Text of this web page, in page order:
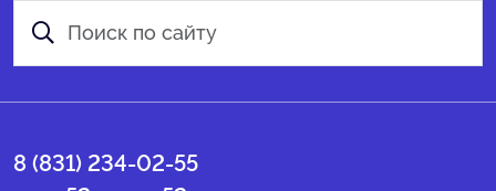
8 (831) 234-02-55